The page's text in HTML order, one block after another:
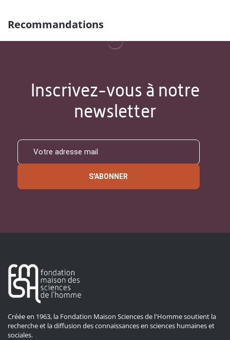
Recommandations
Inscrivez-vous à notre
newsletter
S'ABONNER
Créée en 1963, la Fondation Maison Sciences de l'Homme soutient la
recherche et la diffusion des connaissances en sciences humaines et
sociales.